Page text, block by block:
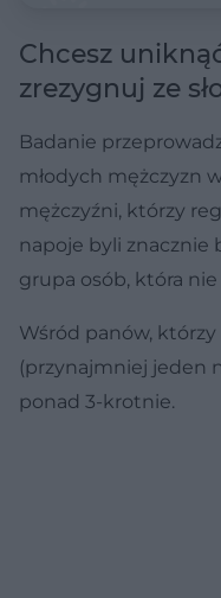
Chcesz
zrezygnuj ze
Badanie
młodych mężczyzn
mężczyźni, którzy
napoje byli znacznie
grupa osób, która
Wśród panów,
(przynajmniej jeden
ponad 3-krotnie.